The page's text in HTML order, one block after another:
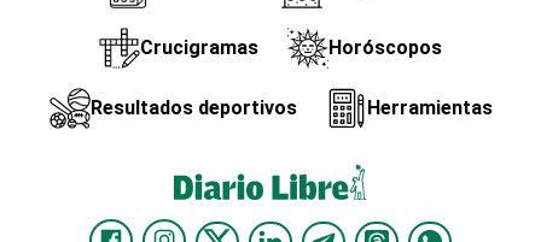
Crucigramas Horóscopos
Resultados deportivos Herramientas